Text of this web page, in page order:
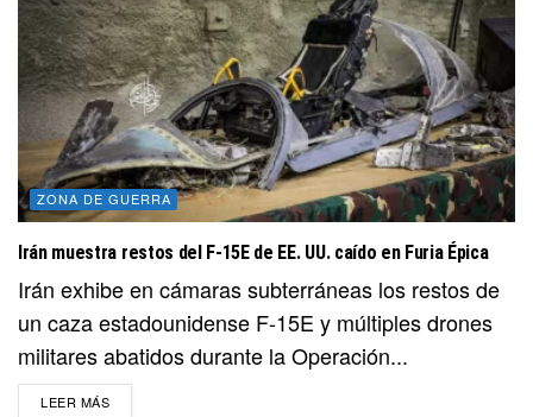
ZONA DE GUERRA
Irán muestra restos del F-15E de EE. UU. caído en Furia Épica
Irán exhibe en cámaras subterráneas los restos de
un caza estadounidense F-15E y múltiples drones
militares abatidos durante la Operación...
LEER MÁSDETAILS